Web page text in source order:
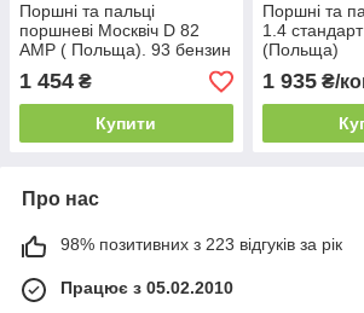
Поршні та пальці
поршневі Москвіч D 82
AMP ( Польща). 93 бензин
1 454 ₴
Купити
Поршні та
1.4
(Польща)
1 935₴/
Про нас
98% позитивних з 223 відгуків за рік
Працює з 05.02.2010